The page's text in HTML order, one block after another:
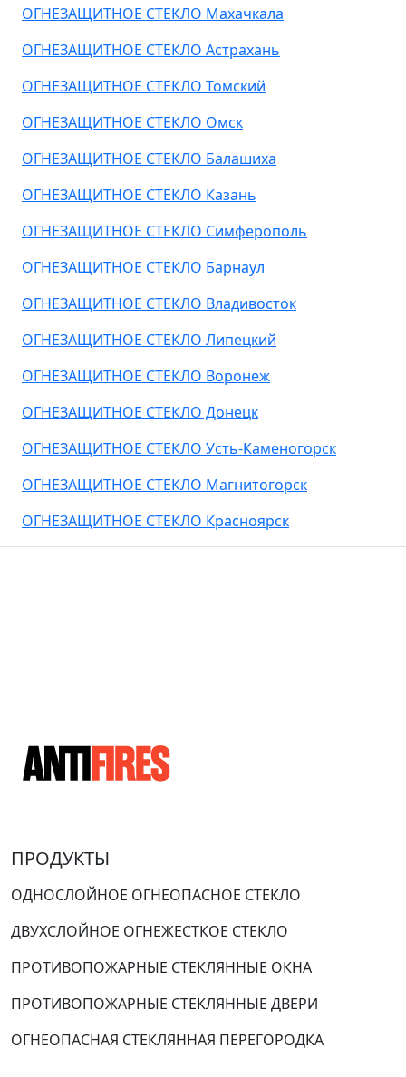
ОГНЕЗАЩИТНОЕ СТЕКЛО Махачкала
ОГНЕЗАЩИТНОЕ СТЕКЛО Астрахань
ОГНЕЗАЩИТНОЕ СТЕКЛО Томский
ОГНЕЗАЩИТНОЕ СТЕКЛО Омск
ОГНЕЗАЩИТНОЕ СТЕКЛО Балашиха
ОГНЕЗАЩИТНОЕ СТЕКЛО Казань
ОГНЕЗАЩИТНОЕ СТЕКЛО Симферополь
ОГНЕЗАЩИТНОЕ СТЕКЛО Барнаул
ОГНЕЗАЩИТНОЕ СТЕКЛО Владивосток
ОГНЕЗАЩИТНОЕ СТЕКЛО Липецкий
ОГНЕЗАЩИТНОЕ СТЕКЛО Воронеж
ОГНЕЗАЩИТНОЕ СТЕКЛО Донецк
ОГНЕЗАЩИТНОЕ СТЕКЛО Усть-Каменогорск
ОГНЕЗАЩИТНОЕ СТЕКЛО Магнитогорск
ОГНЕЗАЩИТНОЕ СТЕКЛО Красноярск
ПРОДУКТЫ
ОДНОСЛОЙНОЕ ОГНЕОПАСНОЕ СТЕКЛО
ДВУХСЛОЙНОЕ ОГНЕЖЕСТКОЕ СТЕКЛО
ПРОТИВОПОЖАРНЫЕ СТЕКЛЯННЫЕ ОКНА
ПРОТИВОПОЖАРНЫЕ СТЕКЛЯННЫЕ ДВЕРИ
ОГНЕОПАСНАЯ СТЕКЛЯННАЯ ПЕРЕГОРОДКА